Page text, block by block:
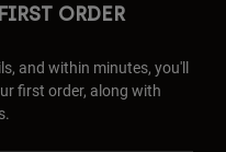
ORDER
and within minutes, you'll
first order, along with